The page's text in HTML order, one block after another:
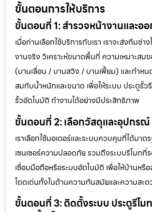
ขั้นตอนการให้บริการ
ขั้นตอนที่ 1: สำรวจหน้างานและอ
เมื่อท่านเลือกใช้บริการกับเรา เราจะส่งทีมช่า
งานจริง วิเคราะห์ขนาดพื้นที่ ความเหมาะสม
(บานเลื่อน / บานสวิง / บานเฟี้ยม) และกำหน
สมกับน้ำหนักและขนาด เพื่อให้ระบบ ประตูรั้ว
รั้วอัตโนมัติ ทำงานได้อย่างมีประสิทธิภาพ
ขั้นตอนที่ 2: เลือกวัสดุและอุปกรณ์
เราเลือกใช้มอเตอร์และระบบควบคุมที่ได้มาต
เซนเซอร์ความปลอดภัย รวมถึงระบบรีโมทที่
เชื่อมมือถือหรือระบบอัตโนมัติ เพื่อให้บ้านหรื
โดดเด่นทั้งในด้านความทันสมัยและความสะ
ขั้นตอนที่ 3: ติดตั้งระบบ ประตูรีโม